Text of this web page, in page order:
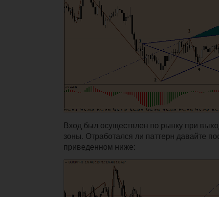
Вход был осуществлен по рынку при
зоны. Отработался ли паттерн давайте
приведенном ниже: